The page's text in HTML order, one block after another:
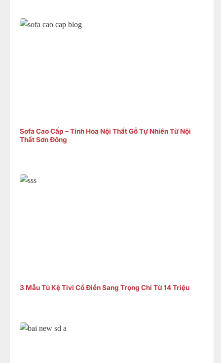
Sofa Cao Cấp – Tinh Hoa Nội Thất Gỗ Tự Nhiên Từ Nội
Thất Sơn Đông
3 Mẫu Tủ Kệ Tivi Cổ Điển Sang Trọng Chỉ Từ 14 Triệu